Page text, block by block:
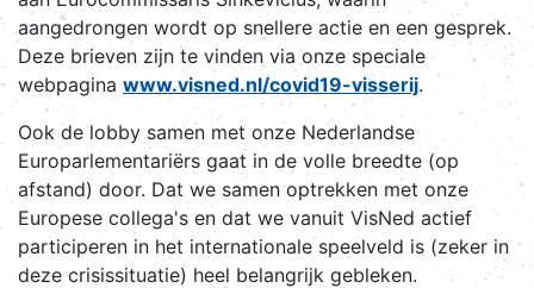
aangedrongen wordt op snellere actie en een gesprek.
Deze brieven zijn te vinden via onze speciale
webpagina www.visned.nl/covid19-visserij.
Ook de lobby samen met onze Nederlandse
Europarlementariërs gaat in de volle breedte (op
afstand) door. Dat we samen optrekken met onze
Europese collega's en dat we vanuit VisNed actief
participeren in het internationale speelveld is (zeker in
deze crisissituatie) heel belangrijk gebleken.